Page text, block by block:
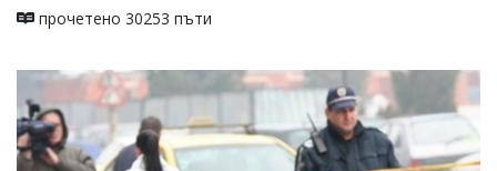
прочетено 30253 пъти